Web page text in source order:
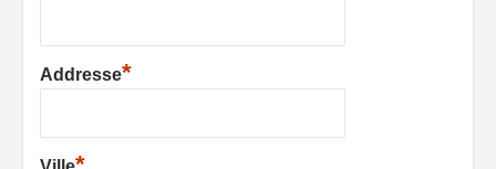
Addresse*